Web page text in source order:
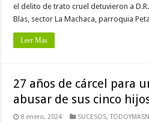
el delito de trato cruel detuvieron a
Blas, sector La Machaca, parroquia
Leer Mas
27 años de cárcel para
abusar de sus cinco
8 enero, 2024 SUCESOS,